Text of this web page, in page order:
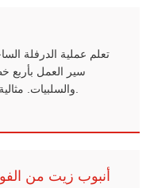
تعلم عملية الدرفلة
سير العمل بأربع
والسلبيات. مثالية للمهندسين والطلاب ومحترفي الصناعة.
أنبوب زيت من